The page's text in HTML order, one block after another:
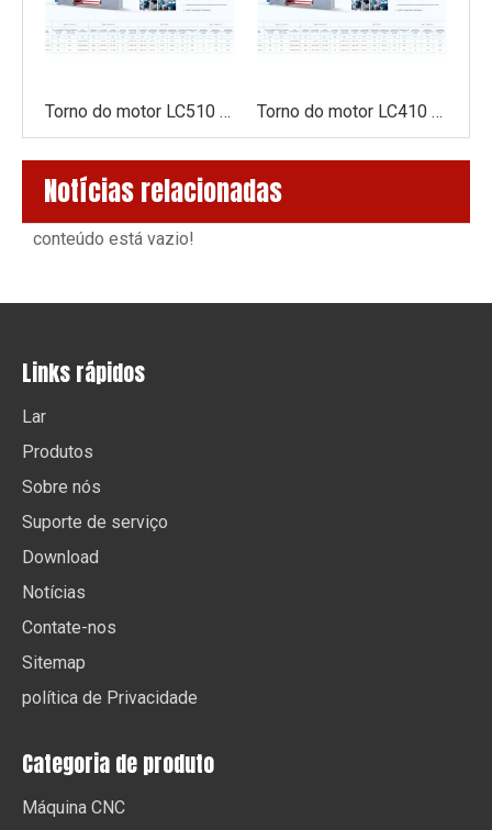
Torno do motor LC510 52mm (80mm) Fusado de furo de engrenagem torno de cabeça de engrenagem Torno do motor LC410 52mm Fusado de furo de cabeça engrenagem torneira
Notícias relacionadas
conteúdo está vazio!
Links rápidos
Lar
Produtos
Sobre nós
Suporte de serviço
Download
Notícias
Contate-nos
Sitemap
política de Privacidade
Categoria de produto
Máquina CNC